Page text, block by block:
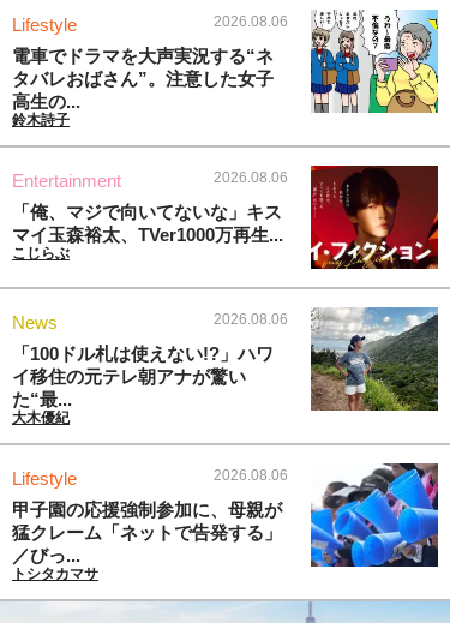
Lifestyle 2026.08.06
電車でドラマを大声実況する“ネ
タバレおばさん”。注意した女子
高生の...
鈴木詩子
Entertainment 2026.08.06
「俺、マジで向いてないな」キス
マイ玉森裕太、TVer1000万再生...
こじらぶ
News 2026.08.06
「100ドル札は使えない!?」ハワ
イ移住の元テレ朝アナが驚い
た“最...
大木優紀
Lifestyle 2026.08.06
甲子園の応援強制参加に、母親が
猛クレーム「ネットで告発する」
／びっ...
トシタカマサ